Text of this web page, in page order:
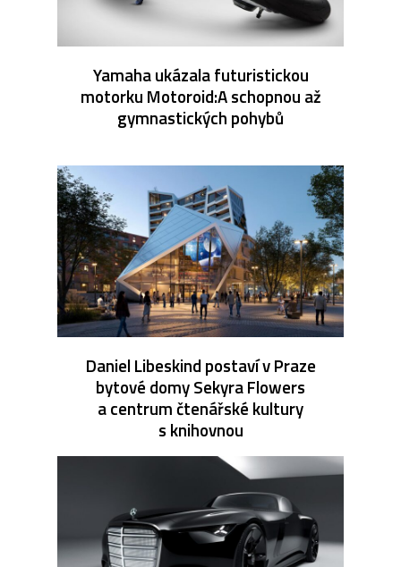
Yamaha ukázala futuristickou
motorku Motoroid:A schopnou až
gymnastických pohybů
Daniel Libeskind postaví v Praze
bytové domy Sekyra Flowers
a centrum čtenářské kultury
s knihovnou